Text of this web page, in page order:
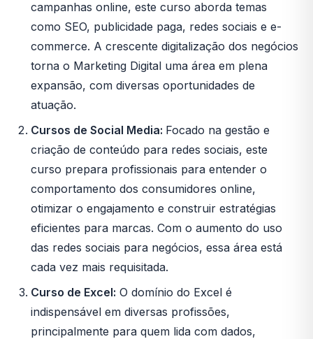
campanhas online, este curso aborda temas
como SEO, publicidade paga, redes sociais e e-
commerce. A crescente digitalização dos negócios
torna o Marketing Digital uma área em plena
expansão, com diversas oportunidades de
atuação.
Cursos de Social Media: Focado na gestão e
criação de conteúdo para redes sociais, este
curso prepara profissionais para entender o
comportamento dos consumidores online,
otimizar o engajamento e construir estratégias
eficientes para marcas. Com o aumento do uso
das redes sociais para negócios, essa área está
cada vez mais requisitada.
Curso de Excel: O domínio do Excel é
indispensável em diversas profissões,
principalmente para quem lida com dados,